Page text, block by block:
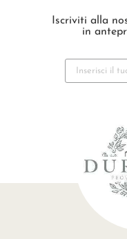
Iscriviti alla
in